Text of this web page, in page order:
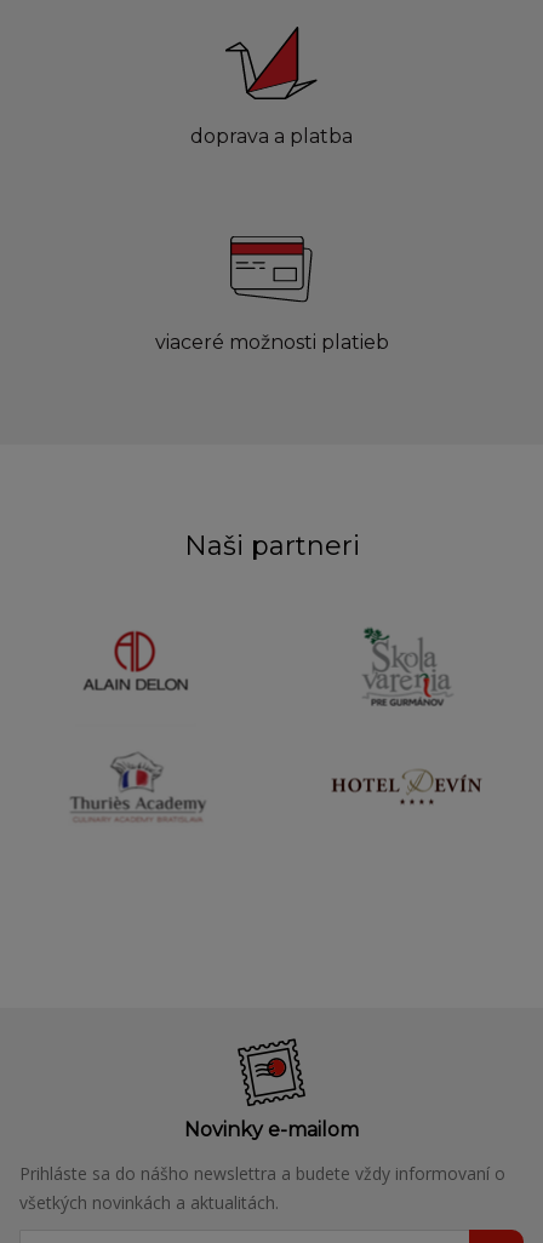
doprava a platba
viaceré možnosti platieb
Naši partneri
Novinky e-mailom
Prihláste sa do nášho newslettra a budete vždy informovaní o
všetkých novinkách a aktualitách.